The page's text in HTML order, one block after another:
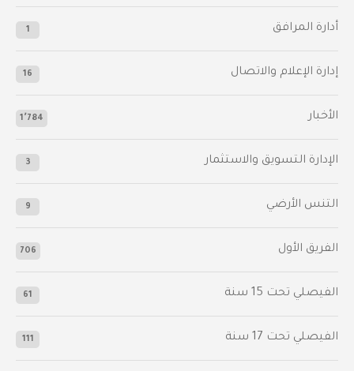
أدارة المرافق 1
إدارة الإعلام والاتصال 16
الأخبار 1٬784
الإدارة التسويق والاستثمار 3
التنس الأرضي 9
الفريق الأول 706
الفيصلي‬⁩ تحت 15 سنة 61
‫الفيصلي‬⁩ تحت 17 سنة 111